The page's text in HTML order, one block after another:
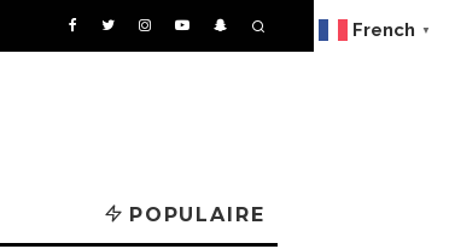
POPULAIRE
French ▼